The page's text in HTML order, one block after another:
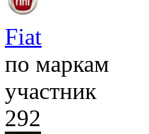
Fiat
по маркам
участник
292